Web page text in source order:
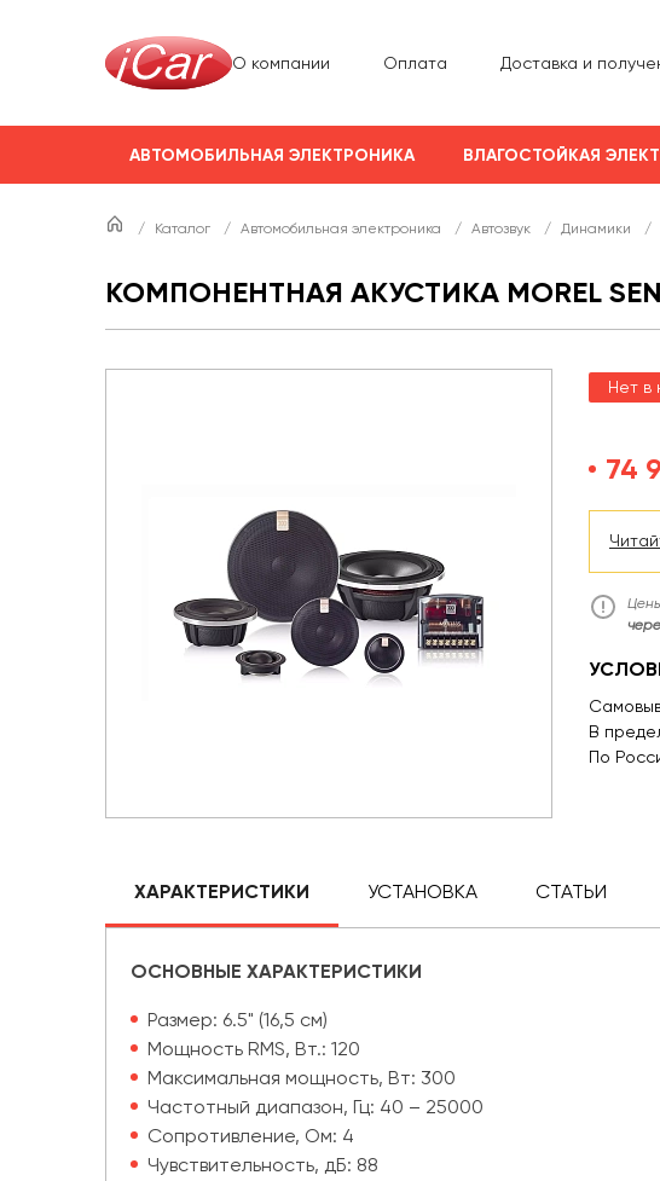
О компании Оплата Доставка и
АВТОМОБИЛЬНАЯ ЭЛЕКТРОНИКА ВЛАГОСТОЙКАЯ
/ Каталог / Автомобильная электроника / Автозвук / Динамики /
КОМПОНЕНТНАЯ АКУСТИКА MOREL
Нет в
74
В
По
ХАРАКТЕРИСТИКИ УСТАНОВКА СТАТЬИ
ОСНОВНЫЕ ХАРАКТЕРИСТИКИ
Размер: 6.5" (16,5 см)
Мощность RMS, Вт.: 120
Максимальная мощность, Вт: 300
Частотный диапазон, Гц: 40 – 25000
Сопротивление, Ом: 4
Чувствительность, дБ: 88